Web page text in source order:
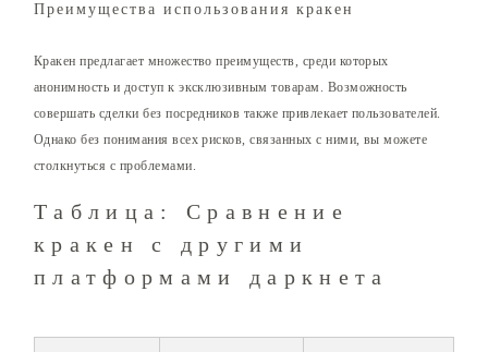
Преимущества использования кракен
Кракен предлагает множество преимуществ, среди которых
анонимность и доступ к эксклюзивным товарам. Возможность
совершать сделки без посредников также привлекает пользователей.
Однако без понимания всех рисков, связанных с ними, вы можете
столкнуться с проблемами.
Таблица: Сравнение
кракен с другими
платформами даркнета